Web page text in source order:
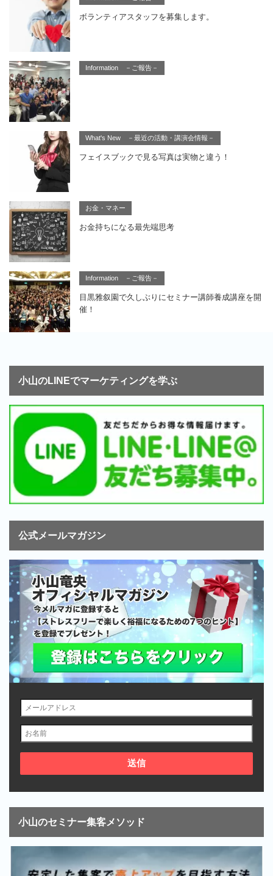
ボランティアスタッフを募集します。
Information －ご報告－
What's New －最近の活動・講演会情報－
フェイスブックで見る写真は実物と違う！
お金・マネー
お金持ちになる最先端思考
Information －ご報告－
目黒雅叙園で久しぶりにセミナー講師養成講座を開
催！
小山のLINEでマーケティングを学ぶ
公式メールマガジン
小山のセミナー集客メソッド